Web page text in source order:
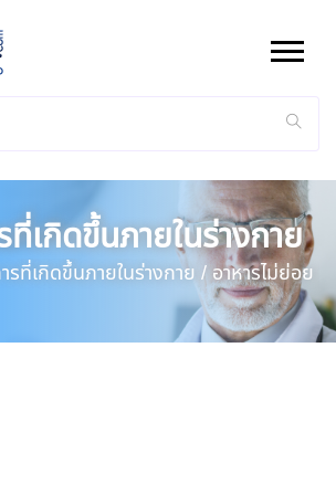
ที่เกิดขึ้นภายในร่างกาย
รที่เกิดขึ้นภายในร่างกาย / อาหารไม่ย่อย